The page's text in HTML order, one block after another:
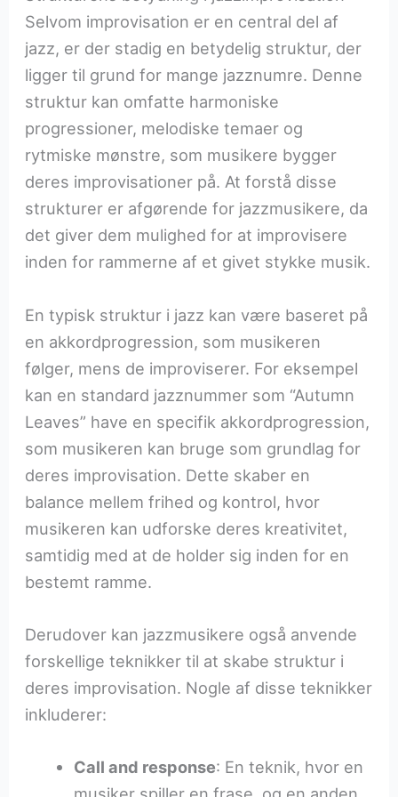
Selvom improvisation er en central del af
jazz, er der stadig en betydelig struktur, der
ligger til grund for mange jazznumre. Denne
struktur kan omfatte harmoniske
progressioner, melodiske temaer og
rytmiske mønstre, som musikere bygger
deres improvisationer på. At forstå disse
strukturer er afgørende for jazzmusikere, da
det giver dem mulighed for at improvisere
inden for rammerne af et givet stykke musik.
En typisk struktur i jazz kan være baseret på
en akkordprogression, som musikeren
følger, mens de improviserer. For eksempel
kan en standard jazznummer som “Autumn
Leaves” have en specifik akkordprogression,
som musikeren kan bruge som grundlag for
deres improvisation. Dette skaber en
balance mellem frihed og kontrol, hvor
musikeren kan udforske deres kreativitet,
samtidig med at de holder sig inden for en
bestemt ramme.
Derudover kan jazzmusikere også anvende
forskellige teknikker til at skabe struktur i
deres improvisation. Nogle af disse teknikker
inkluderer:
Call and response: En teknik, hvor en